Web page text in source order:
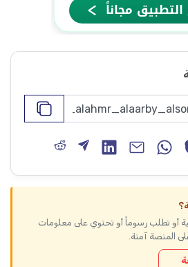
أو تطلب رسوماً أو تحتوي على معلومات
المنصة آمنة.